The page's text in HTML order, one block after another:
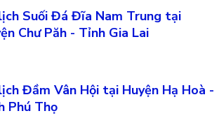
Suối Đá Đĩa Nam Trung tại
Chư Păh - Tỉnh Gia Lai
Đầm Vân Hội tại Huyện Hạ Hoà -
Phú Thọ